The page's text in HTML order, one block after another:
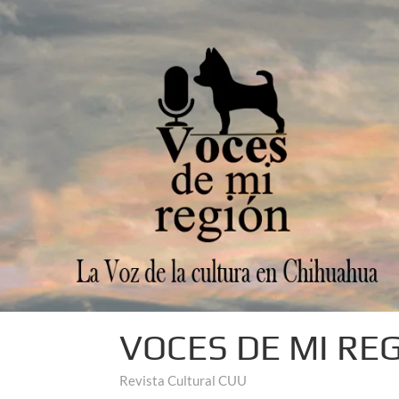
VOCES DE MI
Revista Cultural CUU